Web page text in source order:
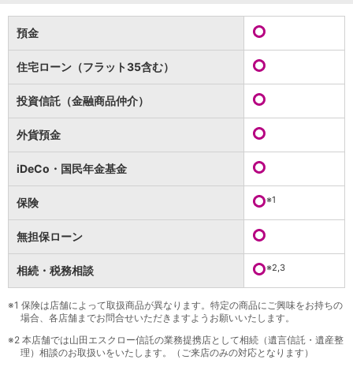
目的別ローンマイページ
保険
保険TOP
医療保険
就業不能保険
海外旅行保険
国内旅行傷害保険
スマホ保険
傷害保険
介護保険
カード
クレジットカード
デビットカード
インターネットバンキング
アプリ
イオン銀行アプリTOP
通帳アプリ
預金
住宅ローン（フラット35含む）
投資信託（金融商品仲介）
外貨預金
iDeCo・国民年金基金
保険 ※1
無担保ローン
相続・税務相談 ※2,3
※1 保険は店舗によって取扱商品が異なります。特定の商品にご興味をお持ちの
場合、各店舗までお問合せいただきますようお願いいたします。
※2 本店舗では山田エスクロー信託の業務提携店として相続（遺言信託・遺産整
理）相談のお取扱いをいたします。（ご来店のみの対応となります）